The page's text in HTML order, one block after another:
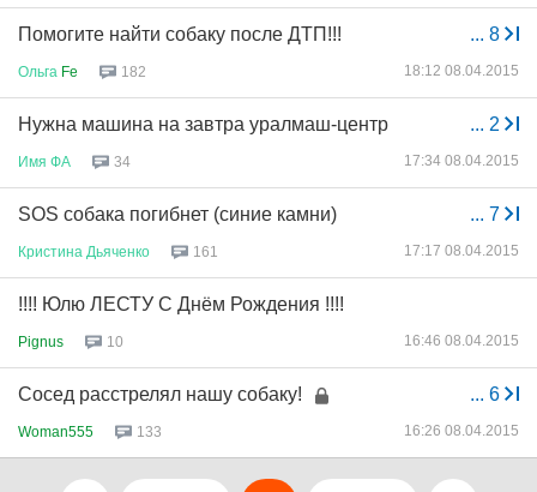
... 8
Помогите найти собаку после ДТП!!!
Ольга Fe 182 18:12 08.04.2015
... 2
Нужна машина на завтра уралмаш-центр
Имя ФА 34 17:34 08.04.2015
... 7
SOS собака погибнет (синие камни)
Кристина Дьяченко 161 17:17 08.04.2015
!!!! Юлю ЛЕСТУ С Днём Рождения !!!!
Pignus 10 16:46 08.04.2015
... 6
Сосед расстрелял нашу собаку!
Woman555 133 16:26 08.04.2015